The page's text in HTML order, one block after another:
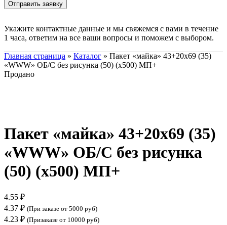
Укажите контактные данные и мы свяжемся с вами в течение
1 часа, ответим на все ваши вопросы и поможем с выбором.
Главная страница » Каталог » Пакет «майка» 43+20х69 (35)
«WWW» ОБ/С без рисунка (50) (х500) МП+
Продано
Пакет «майка» 43+20х69 (35)
«WWW» ОБ/С без рисунка
(50) (х500) МП+
4.55 ₽
4.37 ₽ (При заказе от 5000 руб)
4.23 ₽ (Призаказе от 10000 руб)